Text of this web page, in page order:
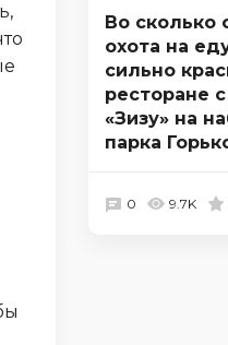
Во сколько
охота на
сильно
ресторане
«Зизу» на
парка
0 9.7K